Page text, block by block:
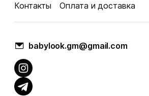
Контакты
Оплата и доставка
babylook.gm@gmail.com